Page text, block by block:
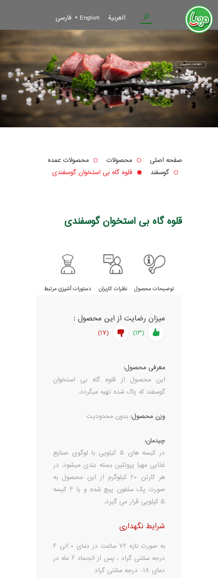
فارسی English العربية
صفحه اصلی محصولات
محصولات عمده
گوسفند
قلوه گاه بی استخوان گوسفندی
قلوه گاه بی استخوان گوسفندی
توضیحات محصول نظرات کاربران دستورات آشپزی مرتبط
میزان رضایت از این محصول :
(13)
(17)
معرفی محصول:
این محصول از قلوه گاه بی استخوان
گوسفند که پاک شده تهیه میگردد.
وزن محصول: بدون محدودیت
چیدمان:
در کیسه های 5 کیلویی با لوگوی صنایع
غذایی مهیا پروتئین بسته بندی میشود. در
هر کارتن 20 کیلوگرم از این محصول به
صورت پک سلفون پیچ شده و یا 4 کیسه
5 کیلویی قرار می گیرد.
شرایط نگهداری
به صورت تازه 72 ساعت در دمای 0 الی 4
درجه سانتی گراد ، پس از انجماد 6 ماه در
دمای 18- درجه سانتی گراد